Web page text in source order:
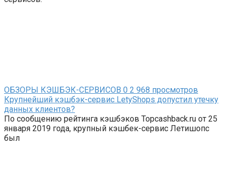
ОБЗОРЫ КЭШБЭК-СЕРВИСОВ 0 2 968 просмотров
Крупнейший кэшбэк-сервис LetyShops допустил утечку
данных клиентов?
По сообщению рейтинга кэшбэков Topcashback.ru от 25
января 2019 года, крупный кэшбек-сервис Летишопс
был